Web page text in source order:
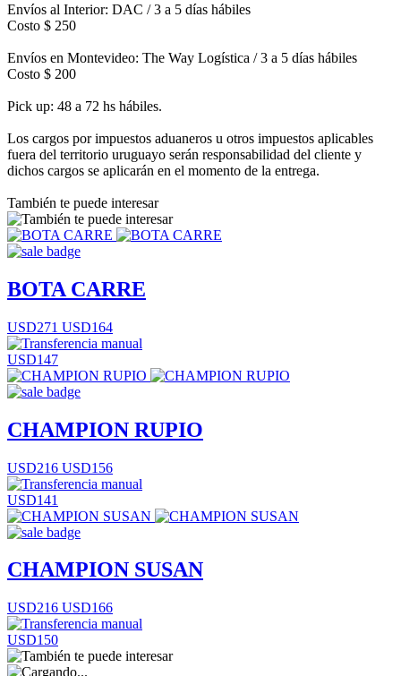
Envíos al Interior: DAC / 3 a 5 días hábiles
Costo $ 250
Envíos en Montevideo: The Way Logística / 3 a 5 días hábiles
Costo $ 200
Pick up: 48 a 72 hs hábiles.
Los cargos por impuestos aduaneros u otros impuestos aplicables
fuera del territorio uruguayo serán responsabilidad del cliente y
dichos cargos se aplicarán en el momento de la entrega.
También te puede interesar
BOTA CARRE
USD271 USD164
USD147
CHAMPION RUPIO
USD216 USD156
USD141
CHAMPION SUSAN
USD216 USD166
USD150